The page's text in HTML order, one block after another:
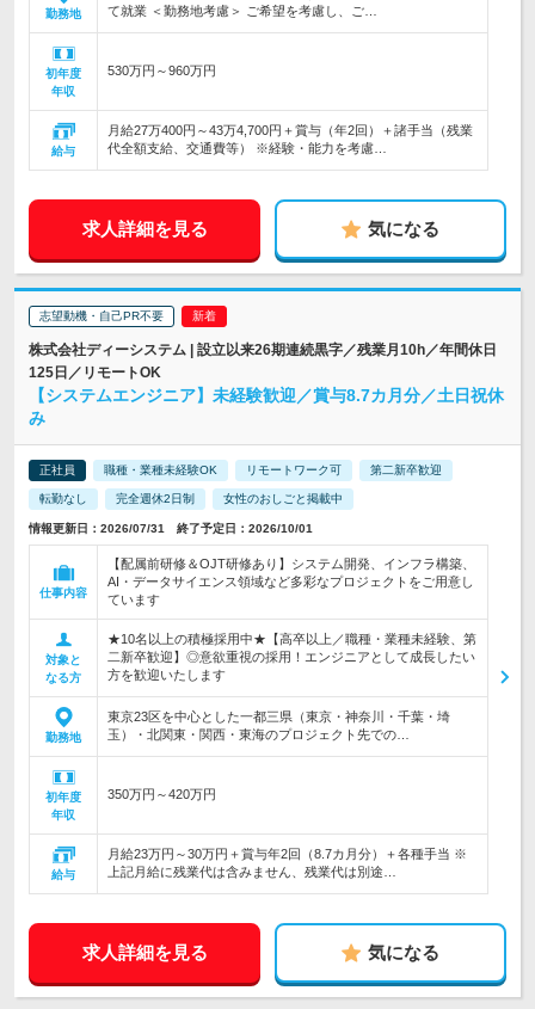
勤務地 て就業 ＜勤務地考慮＞ ご希望を考慮し、ご…
初年度
年収
530万円～960万円
給与
月給27万400円～43万4,700円＋賞与（年2回）＋諸手当（残業
代全額支給、交通費等） ※経験・能力を考慮…
求人詳細を見る 気になる
志望動機・自己PR不要
株式会社ディーシステム | 設立以来26期連続黒字／残業月10h／年間休日
125日／リモートOK
【システムエンジニア】未経験歓迎／賞与8.7カ月分／土日祝休
み
正社員 職種・業種未経験OK リモートワーク可 第二新卒歓迎
転勤なし 完全週休2日制 女性のおしごと掲載中
情報更新日：2026/07/31 終了予定日：2026/10/01
仕事内容
【配属前研修＆OJT研修あり】システム開発、インフラ構築、
AI・データサイエンス領域など多彩なプロジェクトをご用意し
ています
対象と
なる方
★10名以上の積極採用中★【高卒以上／職種・業種未経験、第
二新卒歓迎】◎意欲重視の採用！エンジニアとして成長したい
方を歓迎いたします
勤務地
東京23区を中心とした一都三県（東京・神奈川・千葉・埼
玉）・北関東・関西・東海のプロジェクト先での…
初年度
年収
350万円～420万円
給与
月給23万円～30万円＋賞与年2回（8.7カ月分）＋各種手当 ※
上記月給に残業代は含みません、残業代は別途…
求人詳細を見る 気になる